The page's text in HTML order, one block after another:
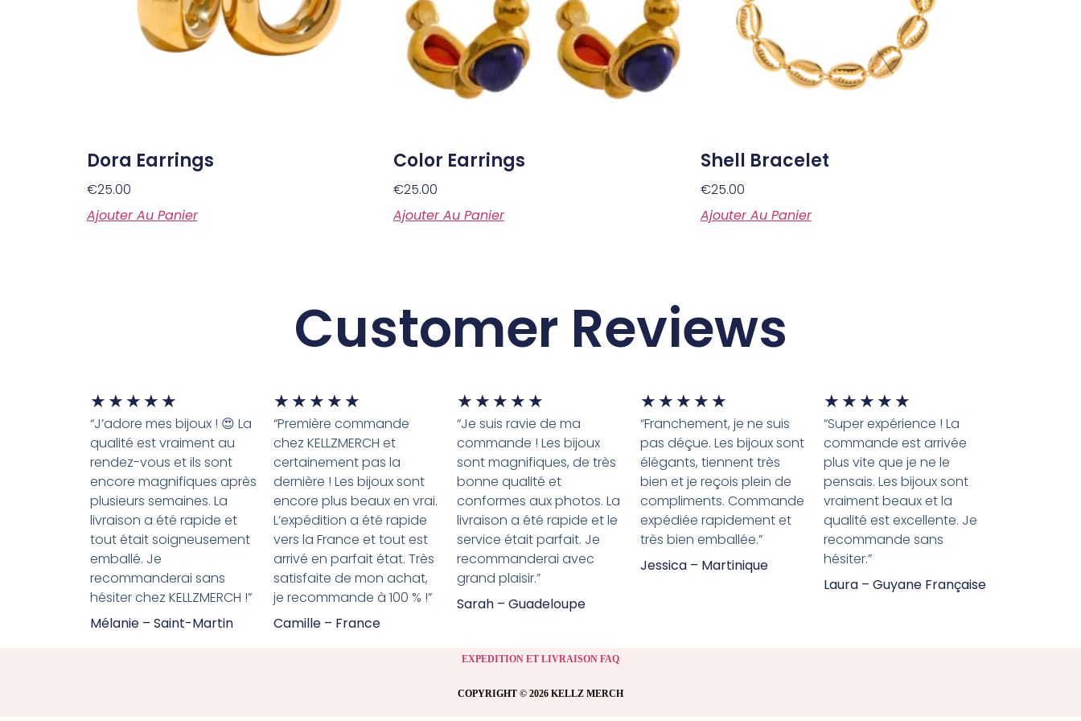
Dora Earrings
€25.00
Ajouter Au Panier
Color Earrings
€25.00
Ajouter Au Panier
Shell Bracelet
€25.00
Ajouter Au Panier
Customer Reviews
★ ★ ★ ★ ★
“J’adore mes bijoux ! 😍 La
qualité est vraiment au
rendez-vous et ils sont
encore magnifiques après
plusieurs semaines. La
livraison a été rapide et
tout était soigneusement
emballé. Je
recommanderai sans
hésiter chez KELLZMERCH !”
Mélanie – Saint-Martin
★ ★ ★ ★ ★
“Première commande
chez KELLZMERCH et
certainement pas la
dernière ! Les bijoux sont
encore plus beaux en vrai.
L’expédition a été rapide
vers la France et tout est
arrivé en parfait état. Très
satisfaite de mon achat,
je recommande à 100 % !”
Camille – France
★ ★ ★ ★ ★
“Je suis ravie de ma
commande ! Les bijoux
sont magnifiques, de très
bonne qualité et
conformes aux photos. La
livraison a été rapide et le
service était parfait. Je
recommanderai avec
grand plaisir.”
Sarah – Guadeloupe
★ ★ ★ ★ ★
“Franchement, je ne suis
pas déçue. Les bijoux sont
élégants, tiennent très
bien et je reçois plein de
compliments. Commande
expédiée rapidement et
très bien emballée.”
Jessica – Martinique
★ ★ ★ ★ ★
“Super expérience ! La
commande est arrivée
plus vite que je ne le
pensais. Les bijoux sont
vraiment beaux et la
qualité est excellente. Je
recommande sans
hésiter.”
Laura – Guyane Française
EXPEDITION ET LIVRAISON FAQ
COPYRIGHT © 2026 KELLZ MERCH